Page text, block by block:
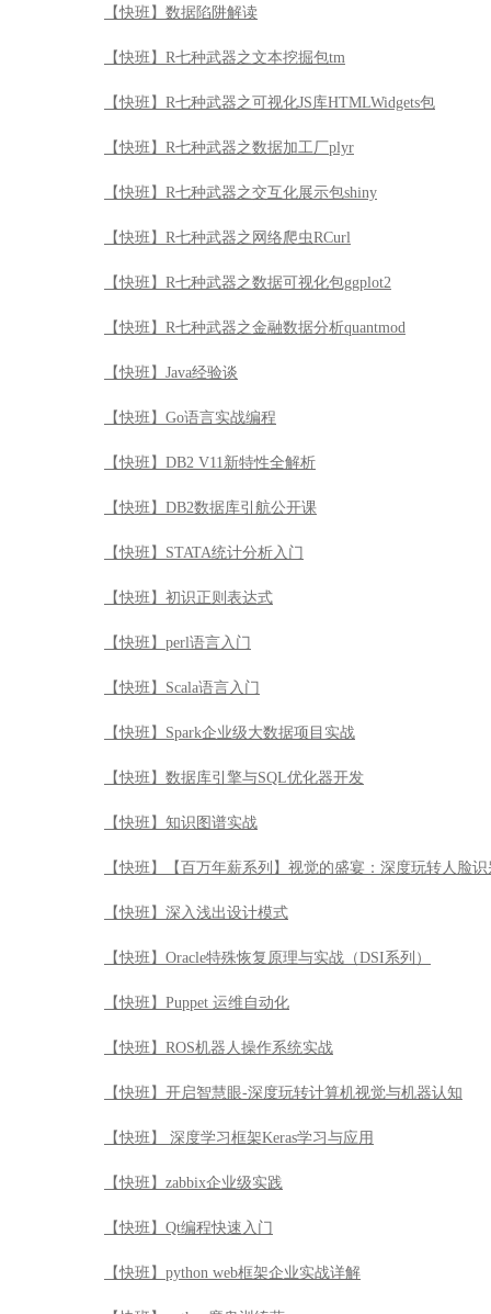
【快班】R七种武器之网络爬虫RCurl
【快班】R七种武器之数据可视化包ggplot2
【快班】R七种武器之金融数据分析quantmod
【快班】Java经验谈
【快班】Go语言实战编程
【快班】DB2 V11新特性全解析
【快班】DB2数据库引航公开课
【快班】STATA统计分析入门
【快班】初识正则表达式
【快班】perl语言入门
【快班】Scala语言入门
【快班】Spark企业级大数据项目实战
【快班】数据库引擎与SQL优化器开发
【快班】知识图谱实战
【快班】【百万年薪系列】视觉的盛宴：深度玩转人脸识
【快班】深入浅出设计模式
【快班】Oracle特殊恢复原理与实战（DSI系列）
【快班】Puppet 运维自动化
【快班】ROS机器人操作系统实战
【快班】开启智慧眼-深度玩转计算机视觉与机器认知
【快班】 深度学习框架Keras学习与应用
【快班】zabbix企业级实践
【快班】Qt编程快速入门
【快班】python web框架企业实战详解
【快班】python魔鬼训练营
【快班】数据治理及数据仓库模型设计
【快班】金融的人工智能革命
【快班】软件架构必备基础
【快班】MySQL性能优化最佳实践